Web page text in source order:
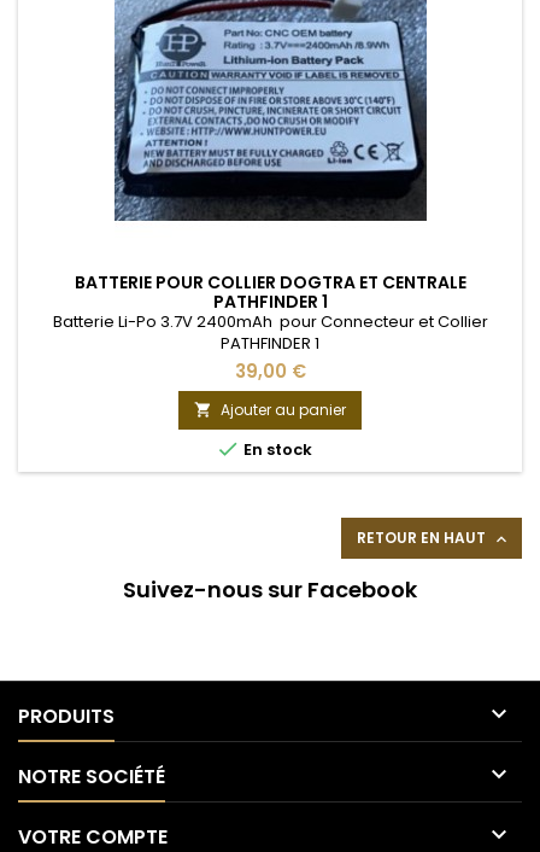
BATTERIE POUR COLLIER DOGTRA ET CENTRALE
PATHFINDER 1
Batterie Li-Po 3.7V 2400mAh pour Connecteur et Collier
PATHFINDER 1
39,00 €
 Ajouter au panier
 En stock
RETOUR EN HAUT 
Suivez-nous sur Facebook
PRODUITS 
NOTRE SOCIÉTÉ 
VOTRE COMPTE 